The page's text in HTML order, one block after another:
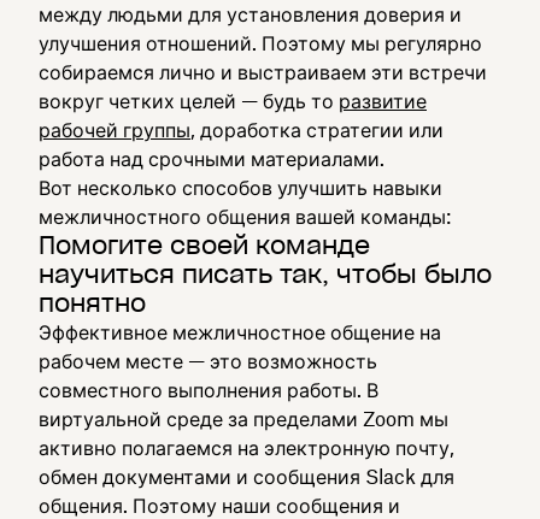
между людьми для установления доверия и
улучшения отношений. Поэтому мы регулярно
собираемся лично и выстраиваем эти встречи
вокруг четких целей — будь то развитие
рабочей группы, доработка стратегии или
работа над срочными материалами.
Вот несколько способов улучшить навыки
межличностного общения вашей команды:
Помогите своей команде
научиться писать так, чтобы было
понятно
Эффективное межличностное общение на
рабочем месте — это возможность
совместного выполнения работы. В
виртуальной среде за пределами Zoom мы
активно полагаемся на электронную почту,
обмен документами и сообщения Slack для
общения. Поэтому наши сообщения и